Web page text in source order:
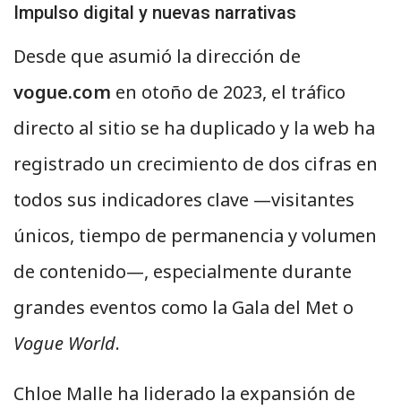
Impulso digital y nuevas narrativas
Desde que asumió la dirección de
vogue.com en otoño de 2023, el tráfico
directo al sitio se ha duplicado y la web ha
registrado un crecimiento de dos cifras en
todos sus indicadores clave —visitantes
únicos, tiempo de permanencia y volumen
de contenido—, especialmente durante
grandes eventos como la Gala del Met o
Vogue World.
Chloe Malle ha liderado la expansión de